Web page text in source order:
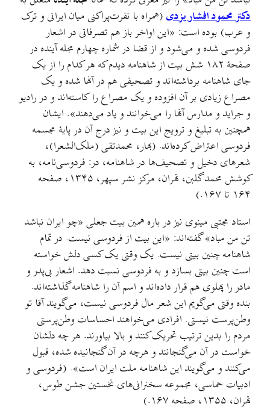
دکتر محمود افشار یزدی (همراه با نفرت‌پراکنی میان ایرانی و ترک
و عرب) بوده است: «این اواخر باز هم تصرفاتی در اشعار
فردوسی شده و می‌شود و از قضا در شماره چهارم مجله آینده در
صفحۀ ۱۸۲ شش بیت از شاهنامه دیدم که هر کدام را از یک
جای شاهنامه برداشته‌اند و تصحیفی هم در آنها شده و یک
مصراع زیادی بر آن افزوده و یک مصراع را کاسته‌اند و در رادیو
و جراید و مدارس آنها را می‌خوانند و یاد می‌دهند». ایشان
همچنین به تبلیغ و ترویج این بیت و نیز درج آن در پایۀ مجسمه
فردوسی اعتراض کرده‌اند. (بهار، محمدتقی (ملک‌الشعرا)،
شعرهای دخیل و تصحیف‌ها در شاهنامه، در: فردوسی‌نامه، به
کوشش محمد گلبن، تهران، مرکز نشر سپهر، ۱۳۴۵، صفحه
۱۶۴ تا ۱۶۷.)
استاد مجتبی مینوی نیز در باره همین بیت جعلی «چو ایران نباشد
تن من مباد» گفته‌اند:‌ «این بیت از فردوسی نیست. در تمام
شاهنامه چنین بیتی نیست. یک وقتی یک کسی دلش خواسته
است چنین بیتی بسازد و به فردوسی نسبت دهد. اشعار بی‌پدر و
مادر را پهلوی هم قرار داده‌اند و اسم آن را شاهنامه گذاشته‌اند.
بنده وقتی می‌گویم این شعر مال فردوسی نیست، می‌گویند آقا تو
وطن‌پرست نیستی. افرادی می‌خواهند احساسات وطن‌پرستی
مردم را بدین ترتیب تحریک کنند و بالا بیاورند. هر چه دلشان
خواست در آن می‌گنجانند و هرچه در آن گنجانیده شده، قبول
می‌کنند و می‌گویند این شاهنامه ملت ایران است». (فردوسی و
ادبیات حماسی، مجموعه سخنرانی‌های نخستین جشن طوس،
تهران، ۱۳۵۵، صفحه ۱۶۷.)